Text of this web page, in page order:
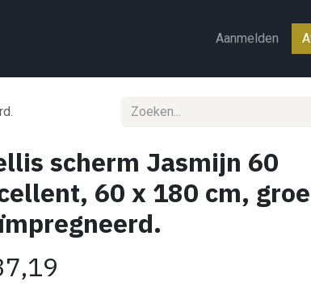
Aanmelden
scherm Jasmijn 60
60 x 180 cm,